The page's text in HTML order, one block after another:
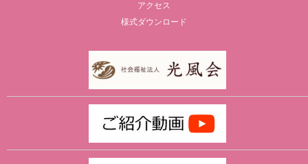
アクセス
様式ダウンロード